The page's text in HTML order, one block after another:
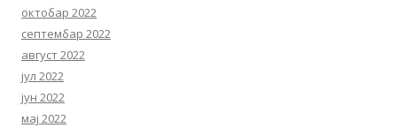
октобар 2022
септембар 2022
август 2022
јул 2022
јун 2022
мај 2022